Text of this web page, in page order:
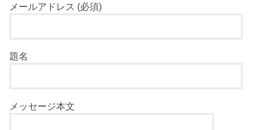
メールアドレス (必須)
題名
メッセージ本文